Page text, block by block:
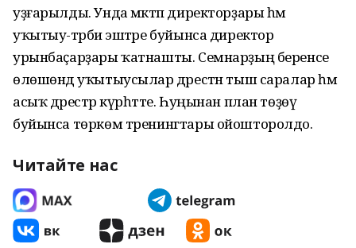
уҙғарылды. Унда мәктәп директорҙары һәм
уҡытыу-тәрбиә эштәре буйынса директор
урынбаҫарҙары ҡатнашты. Семнарҙың беренсе
өлөшөндә уҡытыусылар дәрестән тыш саралар һәм
асыҡ дәрестәр күрһәтте. Һуңынан план төҙөү
буйынса төркөм тренингтары ойошторолдо.
Читайте нас